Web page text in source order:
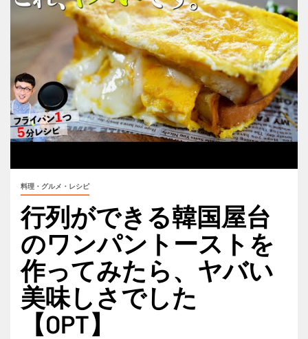
料理・グルメ・レシピ
行列ができる韓国屋台
のワンパントーストを
作ってみたら、ヤバい
美味しさでした
【OPT】